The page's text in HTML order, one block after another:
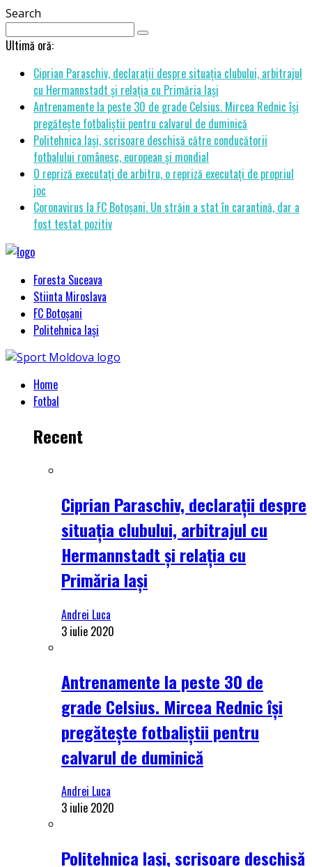
Search
Ultimă oră:
Ciprian Paraschiv, declarații despre situația clubului, arbitrajul
cu Hermannstadt și relația cu Primăria Iași
Antrenamente la peste 30 de grade Celsius. Mircea Rednic își
pregătește fotbaliștii pentru calvarul de duminică
Politehnica Iași, scrisoare deschisă către conducătorii
fotbalului românesc, european și mondial
O repriză executați de arbitru, o repriză executați de propriul
joc
Coronavirus la FC Botoșani. Un străin a stat în carantină, dar a
fost testat pozitiv
Foresta Suceava
Stiinta Miroslava
FC Botoșani
Politehnica Iași
Home
Fotbal
Recent
Ciprian Paraschiv, declarații despre
situația clubului, arbitrajul cu
Hermannstadt și relația cu
Primăria Iași
Andrei Luca
3 iulie 2020
Antrenamente la peste 30 de
grade Celsius. Mircea Rednic își
pregătește fotbaliștii pentru
calvarul de duminică
Andrei Luca
3 iulie 2020
Politehnica Iași, scrisoare deschisă